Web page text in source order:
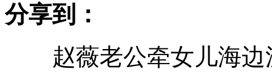
叙反对派首次用防空导弹击落直升机
分享到：
赵薇老公牵女儿海边